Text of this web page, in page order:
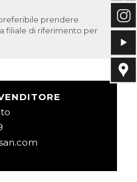
prendere
filiale di riferimento per